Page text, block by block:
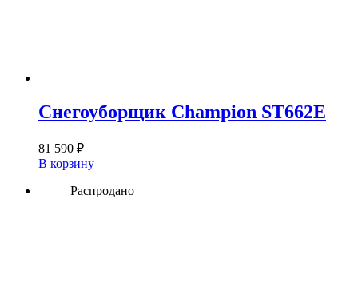
Снегоуборщик Champion ST662E
81 590 ₽
В корзину
Распродано